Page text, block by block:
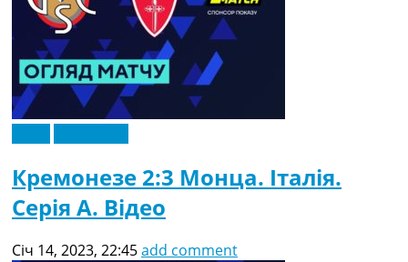
Кремонезе 2:3 Монца. Італія.
Серія A. Відео
Січ 14, 2023, 22:45add comment